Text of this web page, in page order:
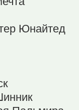
Юнайтед